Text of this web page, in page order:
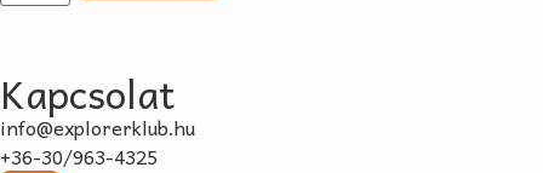
Kapcsolat
info@explorerklub.hu
+36-30/963-4325